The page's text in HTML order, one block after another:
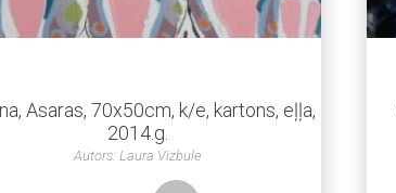
Asaras, 70x50cm, k/e, kartons, eļļa,
2014.g.
Autors: Laura Vizbule